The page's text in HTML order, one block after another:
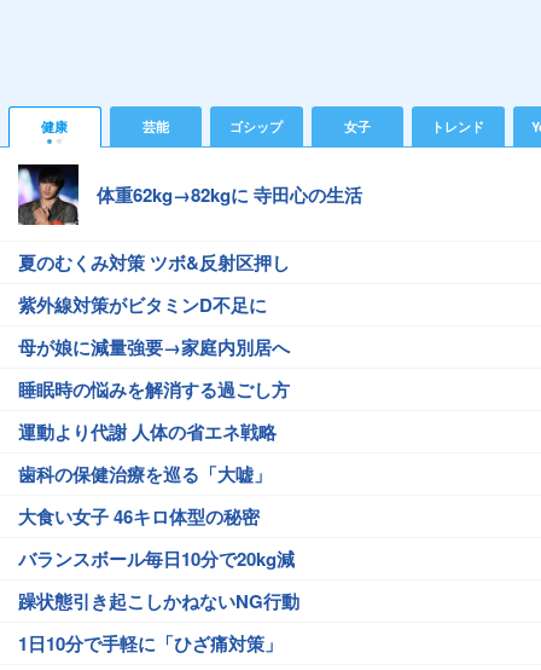
健康 芸能 ゴシップ 女子 トレンド
体重62kg→82kgに 寺田心の生活
夏のむくみ対策 ツボ&反射区押し
紫外線対策がビタミンD不足に
母が娘に減量強要→家庭内別居へ
睡眠時の悩みを解消する過ごし方
運動より代謝 人体の省エネ戦略
歯科の保健治療を巡る「大嘘」
大食い女子 46キロ体型の秘密
バランスボール毎日10分で20kg減
躁状態引き起こしかねないNG行動
1日10分で手軽に「ひざ痛対策」